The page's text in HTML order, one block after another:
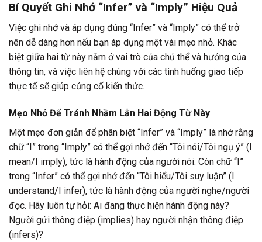
Bí Quyết Ghi Nhớ “Infer” và “Imply” Hiệu Quả
Việc ghi nhớ và áp dụng đúng “Infer” và “Imply” có thể trở
nên dễ dàng hơn nếu bạn áp dụng một vài mẹo nhỏ. Khác
biệt giữa hai từ này nằm ở vai trò của chủ thể và hướng của
thông tin, và việc liên hệ chúng với các tình huống giao tiếp
thực tế sẽ giúp củng cố kiến thức.
Mẹo Nhỏ Để Tránh Nhầm Lẫn Hai Động Từ Này
Một mẹo đơn giản để phân biệt “Infer” và “Imply” là nhớ rằng
chữ “I” trong “Imply” có thể gợi nhớ đến “Tôi nói/Tôi ngụ ý” (I
mean/I imply), tức là hành động của người nói. Còn chữ “I”
trong “Infer” có thể gợi nhớ đến “Tôi hiểu/Tôi suy luận” (I
understand/I infer), tức là hành động của người nghe/người
đọc. Hãy luôn tự hỏi: Ai đang thực hiện hành động này?
Người gửi thông điệp (implies) hay người nhận thông điệp
(infers)?